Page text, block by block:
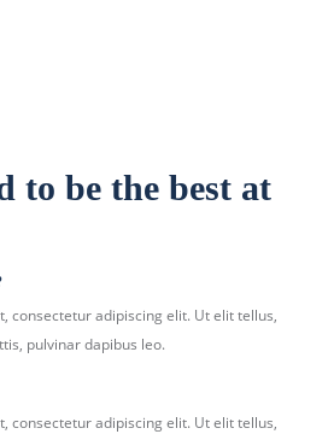
to be the best at
consectetur adipiscing elit. Ut elit tellus,
pulvinar dapibus leo.
consectetur adipiscing elit. Ut elit tellus,